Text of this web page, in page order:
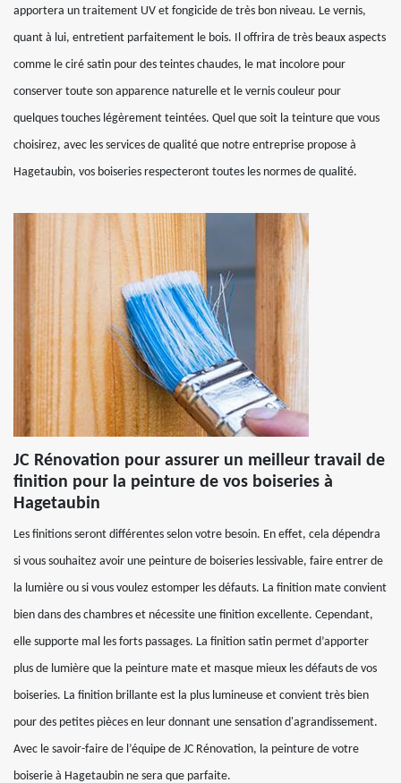
apportera un traitement UV et fongicide de très bon niveau. Le vernis,
quant à lui, entretient parfaitement le bois. Il offrira de très beaux aspects
comme le ciré satin pour des teintes chaudes, le mat incolore pour
conserver toute son apparence naturelle et le vernis couleur pour
quelques touches légèrement teintées. Quel que soit la teinture que vous
choisirez, avec les services de qualité que notre entreprise propose à
Hagetaubin, vos boiseries respecteront toutes les normes de qualité.
JC Rénovation pour assurer un meilleur travail de
finition pour la peinture de vos boiseries à
Hagetaubin
Les finitions seront différentes selon votre besoin. En effet, cela dépendra
si vous souhaitez avoir une peinture de boiseries lessivable, faire entrer de
la lumière ou si vous voulez estomper les défauts. La finition mate convient
bien dans des chambres et nécessite une finition excellente. Cependant,
elle supporte mal les forts passages. La finition satin permet d’apporter
plus de lumière que la peinture mate et masque mieux les défauts de vos
boiseries. La finition brillante est la plus lumineuse et convient très bien
pour des petites pièces en leur donnant une sensation d'agrandissement.
Avec le savoir-faire de l’équipe de JC Rénovation, la peinture de votre
boiserie à Hagetaubin ne sera que parfaite.